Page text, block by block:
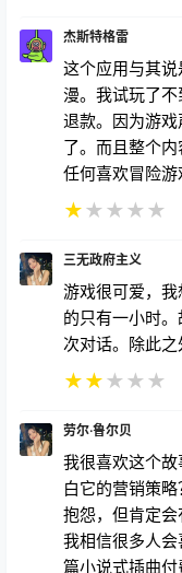
杰斯特格雷
这个应用与其
漫。我试玩了
退款。因为游
了。而且整个
任何喜欢冒险游
★★ ★ ★ ★
三无政府主义
游戏很可爱，
的只有一小时
次对话。除此之
★★★ ★ ★
劳尔·鲁尔贝
我很喜欢这个
白它的营销策
抱怨，但肯定会
我相信很多人
篇小说式插曲